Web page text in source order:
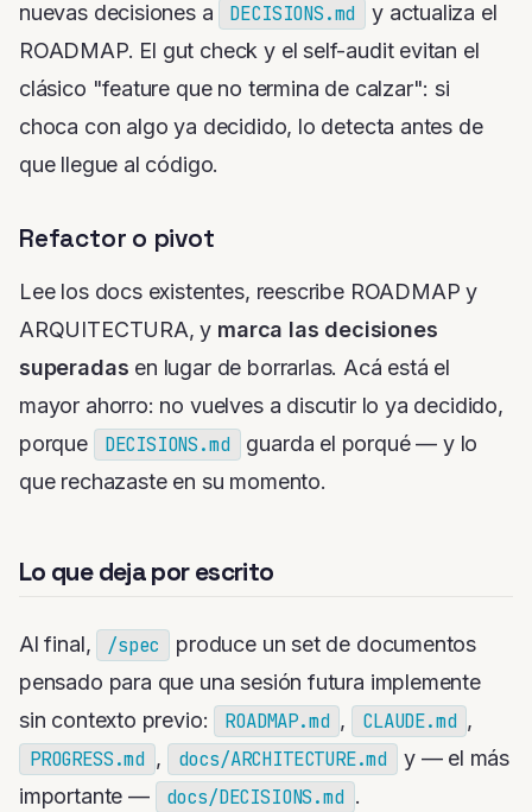
nuevas decisiones a
DECISIONS.md
y actualiza el
ROADMAP. El gut check y el self-audit evitan el
clásico "feature que no termina de calzar": si
choca con algo ya decidido, lo detecta antes de
que llegue al código.
Refactor o pivot
Lee los docs existentes, reescribe ROADMAP y
ARQUITECTURA, y marca las decisiones
superadas en lugar de borrarlas. Acá está el
mayor ahorro: no vuelves a discutir lo ya decidido,
porque
DECISIONS.md
guarda el porqué — y lo
que rechazaste en su momento.
Lo que deja por escrito
Al final, /spec
produce un set de documentos
pensado para que una sesión futura implemente
sin contexto previo:
ROADMAP.md , CLAUDE.md ,
PROGRESS.md , docs/ARCHITECTURE.md
y — el más
importante —
docs/DECISIONS.md .